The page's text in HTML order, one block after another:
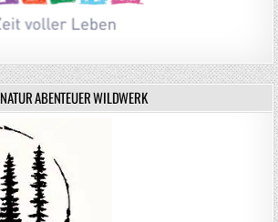
NATUR ABENTEUER WILDWERK